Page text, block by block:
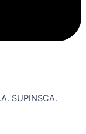
SUPINSCA.